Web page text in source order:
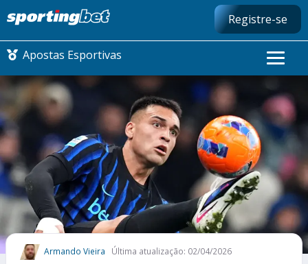
Registre-se
Apostas Esportivas
CONMEBOL LIBERTADORES
FUTEBOL NACIONAL
FUTEBOL INTERNACIONAL
COMO APOSTAR
MAIS ESPORTES
Armando Vieira Última atualização: 02/04/2026